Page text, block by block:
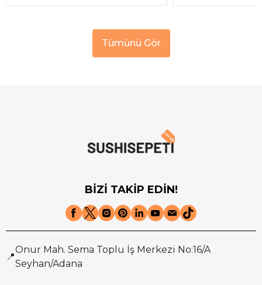
Tümünü Gör
BİZİ TAKİP EDİN!
📍
Onur Mah. Sema Toplu İş Merkezi No:16/A
Seyhan/Adana